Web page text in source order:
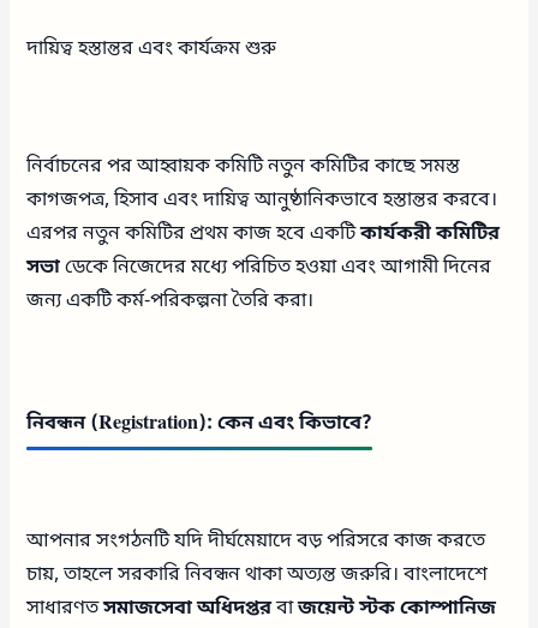
দায়িত্ব হস্তান্তর এবং কার্যক্রম শুরু
নির্বাচনের পর আহ্বায়ক কমিটি নতুন কমিটির কাছে সমস্ত
কাগজপত্র, হিসাব এবং দায়িত্ব আনুষ্ঠানিকভাবে হস্তান্তর করবে।
এরপর নতুন কমিটির প্রথম কাজ হবে একটিকার্যকরী কমিটির
সভাডেকে নিজেদের মধ্যে পরিচিত হওয়া এবং আগামী দিনের
জন্য একটি কর্ম-পরিকল্পনা তৈরি করা।
নিবন্ধন (Registration): কেন এবং কিভাবে?
আপনার সংগঠনটি যদি দীর্ঘমেয়াদে বড় পরিসরে কাজ করতে
চায়, তাহলে সরকারি নিবন্ধন থাকা অত্যন্ত জরুরি। বাংলাদেশে
সাধারণতসমাজসেবা অধিদপ্তরবাজয়েন্ট স্টক কোম্পানিজ